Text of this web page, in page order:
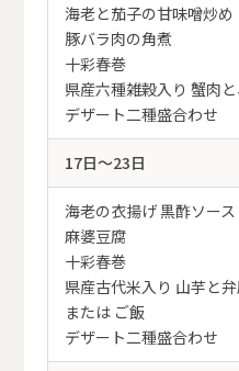
海老と茄子の甘味噌炒め
豚バラ肉の角煮
十彩春巻
県産六種雑穀入り 蟹肉
デザート二種盛合わせ
17日～23日
海老の衣揚げ 黒酢ソース
麻婆豆腐
十彩春巻
県産古代米入り 山芋と
または ご飯
デザート二種盛合わせ